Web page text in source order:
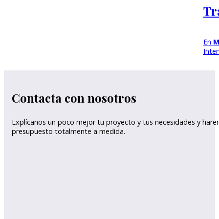
En
Contacta con nosotros
Explícanos un poco mejor tu proyecto y tus necesidades y
presupuesto totalmente a medida.